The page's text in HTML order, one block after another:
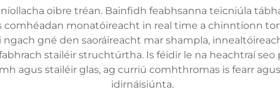
oibre tréan. Bainfidh feabhsanna teicniúla
monatóireacht in real time a chinntíonn
gné den saoráireacht mar shampla,
stailéir struchtúrtha. Is féidir le na heachtraí seo
agus stailéir glas, ag curriú comhthromas is fearr
idirnáisiúnta.